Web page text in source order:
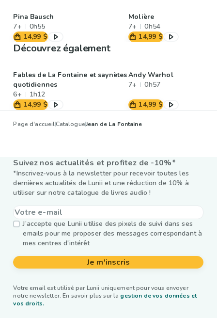
Pina Bausch
7+
0h55
14,99 $
Molière
7+
0h54
14,99 $
Découvrez également
Fables de La Fontaine et saynètes
quotidiennes
6+
1h12
14,99 $
Andy Warhol
7+
0h57
14,99 $
Page d'accueilCatalogueJean de La Fontaine
Suivez nos actualités et profitez de -10%*
*Inscrivez-vous à la newsletter pour recevoir toutes les
dernières actualités de Lunii et une réduction de 10% à
utiliser sur notre catalogue de livres audio !
J’accepte que Lunii utilise des pixels de suivi dans ses
emails pour me proposer des messages correspondant à
mes centres d'intérêt
Je m'inscris
Votre email est utilisé par Lunii uniquement pour vous envoyer
notre newsletter. En savoir plus sur la gestion de vos données et
vos droits.